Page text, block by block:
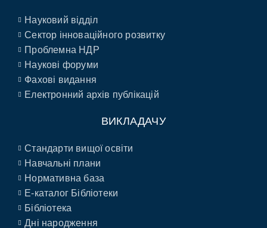
Науковий відділ
Сектор інноваційного розвитку
Проблемна НДР
Наукові форуми
Фахові видання
Електронний архів публікацій
ВИКЛАДАЧУ
Стандарти вищої освіти
Навчальні плани
Нормативна база
E-каталог Бібліотеки
Бібліотека
Дні народження